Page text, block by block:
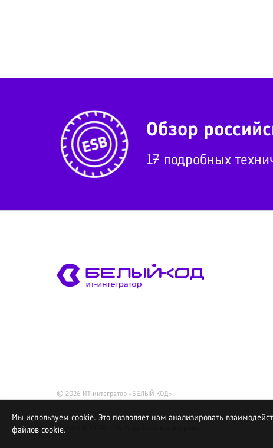
Обзор
17 подробных
© 2026 ИТ-интегратор «БЕЛЫЙ КОД»
© 2026
Мы используем cookie. Это позволяет нам анализировать
файлов cookie.